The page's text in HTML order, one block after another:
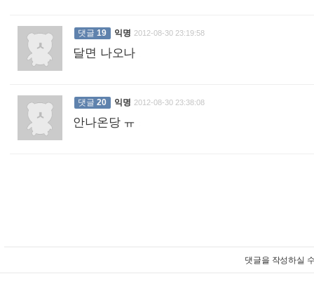
댓글 19 익명 2012-08-30 23:19:58
달면 나오나
댓글 20 익명 2012-08-30 23:38:08
안나온당 ㅠ
댓글을 작성하실